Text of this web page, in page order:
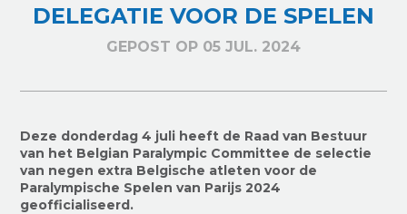
DELEGATIE VOOR DE SPELEN
GEPOST OP 05 JUL. 2024
Deze donderdag 4 juli heeft de Raad van Bestuur
van het Belgian Paralympic Committee de selectie
van negen extra Belgische atleten voor de
Paralympische Spelen van Parijs 2024
geofficialiseerd.